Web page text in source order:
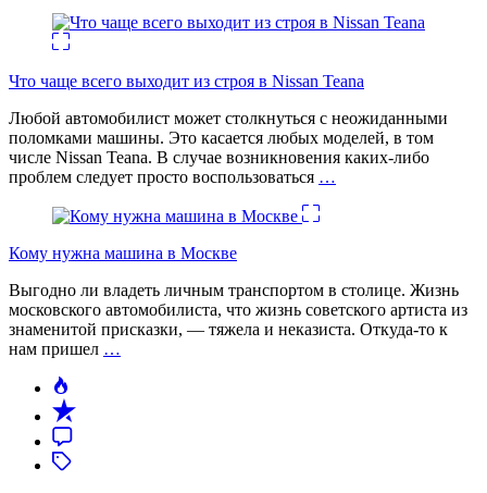
Что чаще всего выходит из строя в Nissan Teana
Любой автомобилист может столкнуться с неожиданными
поломками машины. Это касается любых моделей, в том
числе Nissan Teana. В случае возникновения каких-либо
проблем следует просто воспользоваться …
Кому нужна машина в Москве
Выгодно ли владеть личным транспортом в столице. Жизнь
московского автомобилиста, что жизнь советского артиста из
знаменитой присказки, — тяжела и неказиста. Откуда-то к
нам пришел …